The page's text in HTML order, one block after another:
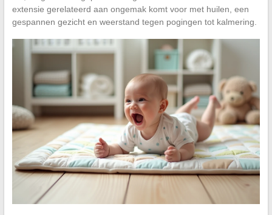
extensie gerelateerd aan ongemak komt voor met huilen, een
gespannen gezicht en weerstand tegen pogingen tot kalmering.